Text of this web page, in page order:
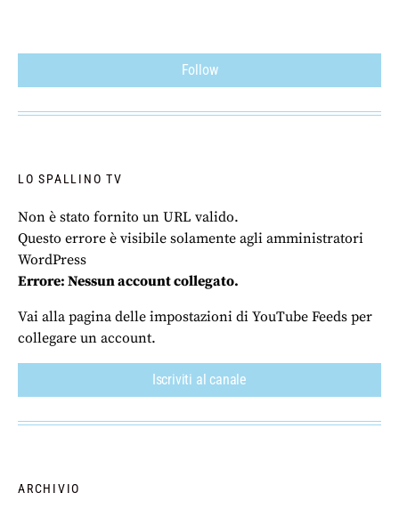
Follow
LO SPALLINO TV
Non è stato fornito un URL valido.
Questo errore è visibile solamente agli amministratori
WordPress
Errore: Nessun account collegato.
Vai alla pagina delle impostazioni di YouTube Feeds per
collegare un account.
Iscriviti al canale
ARCHIVIO